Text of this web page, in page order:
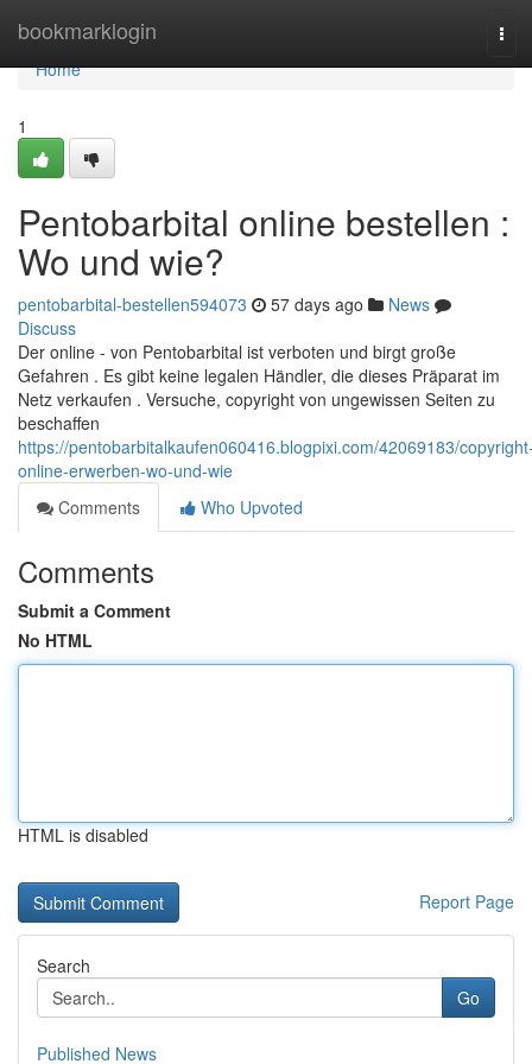
bookmarklogin
Home
Home
1
Pentobarbital online bestellen :
Wo und wie?
pentobarbital-bestellen594073 57 days ago
News
Discuss
Der online - von Pentobarbital ist verboten und birgt große
Gefahren . Es gibt keine legalen Händler, die dieses Präparat im
Netz verkaufen . Versuche, copyright von ungewissen Seiten zu
beschaffen
https://pentobarbitalkaufen060416.blogpixi.com/42069183/
online-erwerben-wo-und-wie
Comments
Who Upvoted
Comments
Submit a Comment
No HTML
HTML is disabled
Report Page
Search
Go
Published News